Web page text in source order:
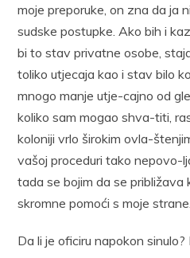
moje preporuke, on zna da ja
sudske postupke. Ako bih i
bi to stav privatne osobe,
toliko utjecaja kao i stav bilo
mnogo manje utje-cajno od
koliko sam mogao shva-titi,
koloniji vrlo širokim ovla-
vašoj proceduri tako nepovo-
tada se bojim da se približava
skromne pomoći s moje strane.
Da li je oficiru napokon sinulo?